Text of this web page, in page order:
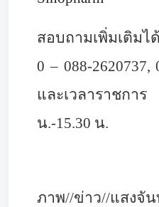
สอบถามเพิ่มเติมไ
0 – 088-2620737,
และเวลาราชกา
น.-15.30 น.
ภาพ//ข่าว//แสงจัน